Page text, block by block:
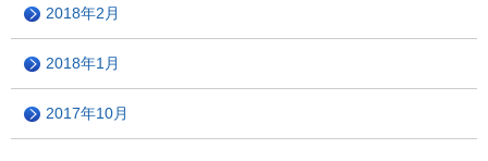
2018年2月
2018年1月
2017年10月